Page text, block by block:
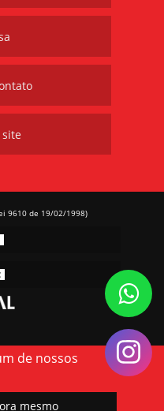
de nossos
mesmo
9610 de 19/02/1998)